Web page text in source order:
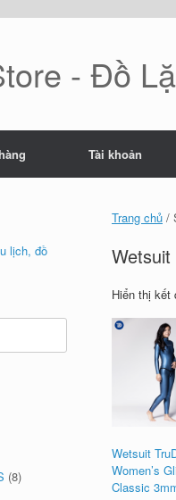
- Đồ
Tài khoản
Trang chủ /
Hiển thị kết
Wetsuit
Women’s
Classic
lịch, đồ
(8)